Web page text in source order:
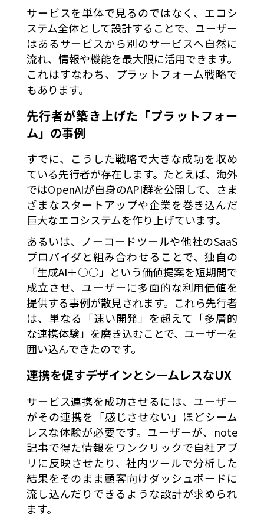
サービスを単体で見るのではなく、エコシ
ステム全体として設計することで、ユーザー
はあるサービスから別のサービスへ自然に
流れ、情報や機能を最大限に活用できます。
これはすなわち、プラットフォーム戦略で
もあります。
先行者が築き上げた「プラットフォー
ム」の事例
すでに、こうした戦略で大きな成功を収め
ている先行者が存在します。たとえば、海外
ではOpenAIが自身のAPI群を公開して、さま
ざまなスタートアップや企業を巻き込んだ
巨大なエコシステムを作り上げています。
あるいは、ノーコードツールや他社のSaaS
プロバイダと組み合わせることで、独自の
「生成AI＋○○」という価値提案を短期間で
成立させ、ユーザーに多面的な利用価値を
提供する事例が散見されます。これら先行者
は、単なる「速い開発」を超えて「多層的
な連携体験」を磨き込むことで、ユーザーを
囲い込んできたのです。
連携を促すデザインとシームレスなUX
サービス連携を成功させるには、ユーザー
がその連携を「感じさせない」ほどシーム
レスな体験が必要です。ユーザーが、note
記事で得た情報をワンクリックで自社アプ
リに反映させたり、社内ツールで分析した
結果をそのまま顧客向けダッシュボードに
流し込んだりできるような設計が求められ
ます。